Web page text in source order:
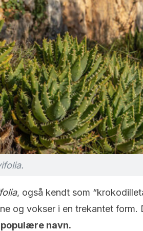
, også kendt som
og vokser i en trekantet form.
navn.